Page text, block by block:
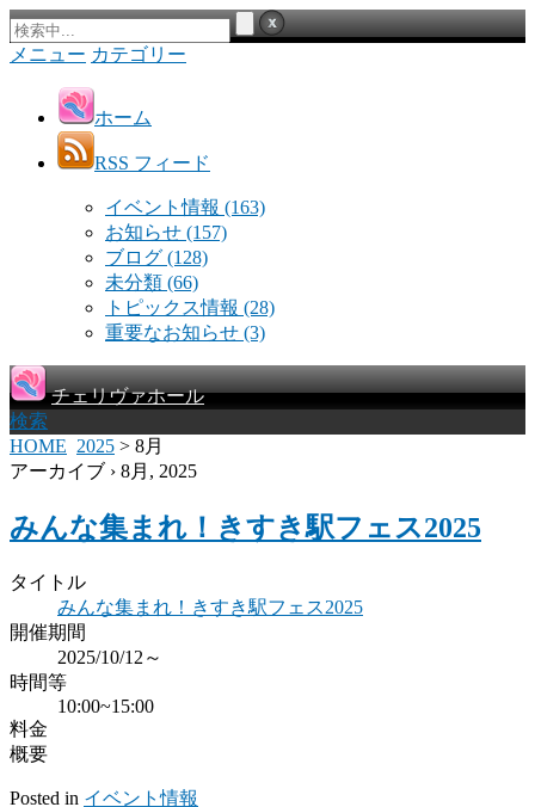
メニュー カテゴリー
ホーム
RSS フィード
イベント情報 (163)
お知らせ (157)
ブログ (128)
未分類 (66)
トピックス情報 (28)
重要なお知らせ (3)
チェリヴァホール
検索
HOME 2025 > 8月
アーカイブ › 8月, 2025
みんな集まれ！きすき駅フェス2025
タイトル
みんな集まれ！きすき駅フェス2025
開催期間
2025/10/12～
時間等
10:00~15:00
料金
概要
Posted in イベント情報